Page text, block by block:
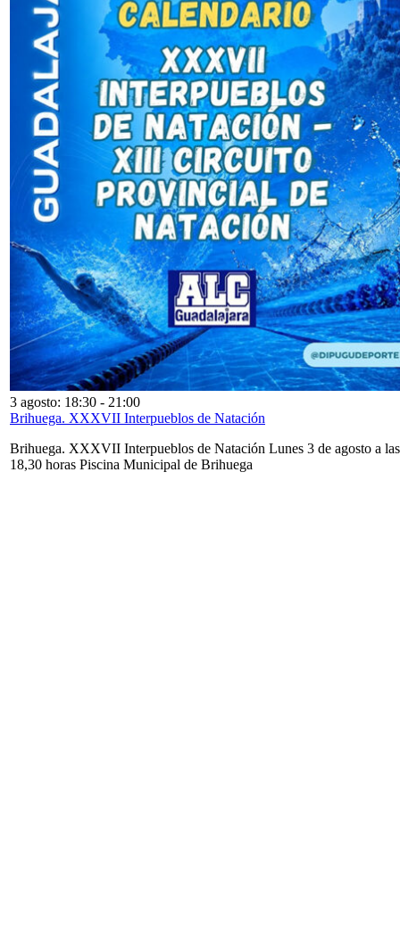
3 agosto: 18:30 - 21:00
Brihuega. XXXVII Interpueblos de Natación
Brihuega. XXXVII Interpueblos de Natación Lunes 3 de agosto a las
18,30 horas Piscina Municipal de Brihuega